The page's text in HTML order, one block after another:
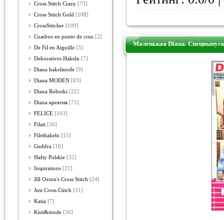
Cross Stitch Crazy [73]
Cross Stitch Gold [108]
CrossStitcher [109]
Cuadros en punto de cruz [2]
De Fil en Aiguille [3]
Dekoratives Hakeln [7]
Diana hakelmode [9]
Diana MODEN [83]
Diana Robotki [22]
Diana креатив [75]
FELICE [103]
Filati [56]
Filethakeln [15]
Gedifra [16]
Hafty Polskie [32]
Inspirations [21]
Jill Oxton's Cross Stitch [24]
Just Cross Ctitch [31]
Katia [7]
Knit&mode [56]
Маленькая Diana.